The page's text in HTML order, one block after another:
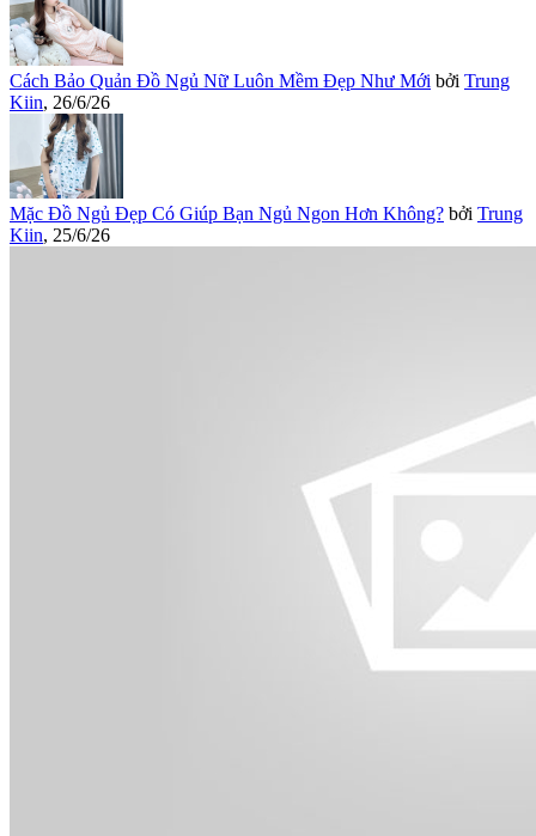
Cách Bảo Quản Đồ Ngủ Nữ Luôn Mềm Đẹp Như Mới bởi Trung
Kiin, 26/6/26
Mặc Đồ Ngủ Đẹp Có Giúp Bạn Ngủ Ngon Hơn Không? bởi Trung
Kiin, 25/6/26